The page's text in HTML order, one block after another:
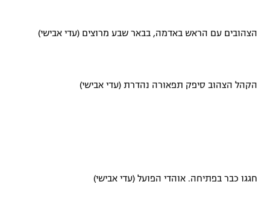
הצהובים עם הראש באדמה, בבאר שבע מרוצים (עדי אבישי)
הקהל הצהוב סיפק תפאורה נהדרת (עדי אבישי)
חגגו כבר בפתיחה. אוהדי הפועל (עדי אבישי)